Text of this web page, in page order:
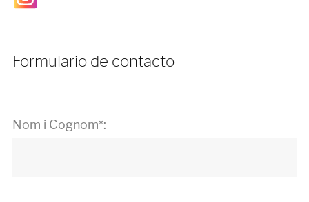
Formulario de contacto
Nom i Cognom*: